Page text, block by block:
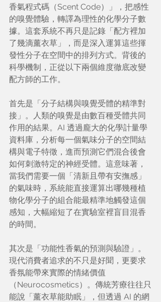
香氣程式碼（Scent Code）」，把感性
的嗅覺體驗，轉譯為理性的化學分子數
據。這套系統不再只是記錄「配方裡加
了幾滴薰衣草」，而是深入運算這些揮
發性分子在空間中的排列方式。背後的
科學機制，正從以下兩個維度徹底改變
配方師的工作。
首先是「分子結構與嗅覺受體的精準對
接」。人類的嗅覺是由數百種受體共同
作用的結果。AI 透過龐大的化學計量學
資料庫，分析每一個氣味分子的空間結
構與電子特徵，進而預測它們混合後會
如何刺激特定的神經受體。這意味著，
當我們需要一個「清新且帶有安撫感」
的氣味時，系統能直接運算出哪幾種植
物化學分子的組合能最精準地觸發這個
感知，大幅縮短了在實驗室裡盲目混香
的時間。
其次是「功能性香氣的預測與驗證」。
現代消費者追求的不只是好聞，更要求
香氛能帶來實際的情緒價值
（Neurocosmetics）。傳統芳療往往只
能說「薰衣草能助眠」，但透過 AI 的網